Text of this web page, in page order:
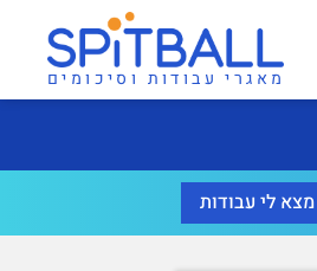
מאגרי עבודות וסיכומים